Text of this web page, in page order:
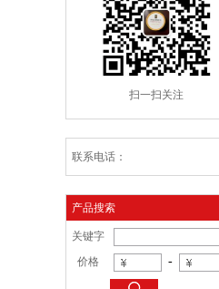
扫一扫关注
联系电话：
产品搜索
关键字
价格
-